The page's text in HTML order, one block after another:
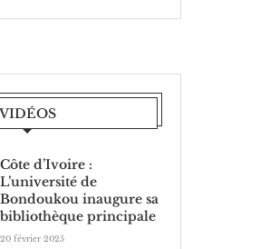
Côte d’Ivoire :
L’université de
Bondoukou inaugure sa
bibliothèque principale
20 février 2025